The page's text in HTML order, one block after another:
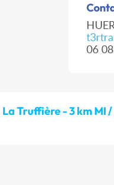
06
La Truffière - 3 km MI /